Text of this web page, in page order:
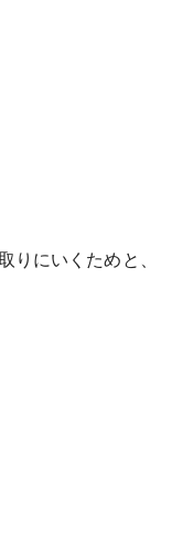
にいくためと、